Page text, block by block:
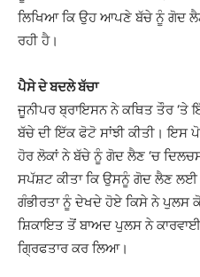
ਲਿਖਿਆ ਕਿ ਉਹ ਆਪਣੇ ਬੱਚੇ ਨੂੰ ਗੋਦ
ਰਹੀ ਹੈ।
ਪੈਸੇ ਦੇ ਬਦਲੇ ਬੱਚਾ
ਜੂਨੀਪਰ ਬ੍ਰਾਇਸਨ ਨੇ ਕਥਿਤ ਤੌਰ
ਬੱਚੇ ਦੀ ਇੱਕ ਫੋਟੋ ਸਾਂਝੀ ਕੀਤੀ।
ਹੋਰ ਲੋਕਾਂ ਨੇ ਬੱਚੇ ਨੂੰ ਗੋਦ ਲੈਣ ‘ਚ
ਸਪੱਸ਼ਟ ਕੀਤਾ ਕਿ ਉਸਨੂੰ ਗੋਦ ਲੈਣ ਲਈ
ਗੰਭੀਰਤਾ ਨੂੰ ਦੇਖਦੇ ਹੋਏ ਕਿਸੇ ਨੇ ਪੁਲਸ
ਸ਼ਿਕਾਇਤ ਤੋਂ ਬਾਅਦ ਪੁਲਸ ਨੇ
ਗ੍ਰਿਫਤਾਰ ਕਰ ਲਿਆ।